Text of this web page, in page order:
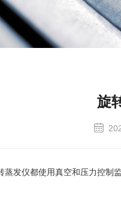
旋
仪都使用真空和压力控制